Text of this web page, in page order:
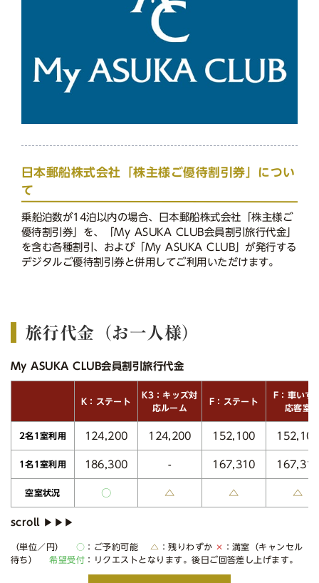
日本郵船株式会社「株主様ご優待割引券」につい
て
乗船泊数が14泊以内の場合、日本郵船株式会社「株主様ご
優待割引券」を、「My ASUKA CLUB会員割引旅行代金」
を含む各種割引、および「My ASUKA CLUB」が発行する
デジタルご優待割引券と併用してご利用いただけます。
旅行代金（お一人様）
My ASUKA CLUB会員割引旅行代金
K：ステート
K3：キッズ対
応ルーム
F：ステート
F：車いす
応客室
2名1室利用 124,200 124,200 152,100 152,100
1名1室利用 186,300 - 167,310 167,310
空室状況 ○ △ △ △
（単位／円） ○ ：ご予約可能 △ ：残りわずか ✕ ：満室（キャンセル
待ち）希望受付 ：リクエストとなります。後日ご回答差し上げます。